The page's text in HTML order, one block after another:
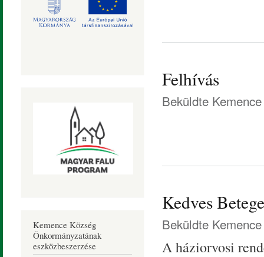
Kemence Község
Önkormányzatának
eszközbeszerzése
Felhívás
Beküldte
Kedves
Beküldte
A háziorvosi